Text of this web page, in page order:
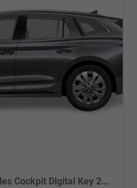
Laurin & Klement Virtuelles Cockpit Digital Key 21"-LM